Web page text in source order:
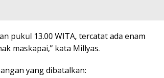
pukul 13.00 WITA, tercatat ada enam
maskapai,” kata Millyas.
yang dibatalkan: